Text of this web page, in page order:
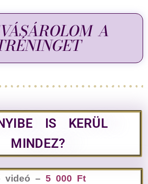
A
IS KERÜL
MINDEZ?
videó – 5 000 Ft